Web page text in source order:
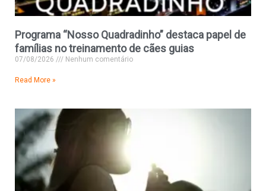
Programa “Nosso Quadradinho” destaca papel de
famílias no treinamento de cães guias
07/08/2026 Nenhum comentário
Read More »